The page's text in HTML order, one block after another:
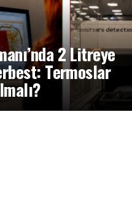
2 Litreye
Termoslar